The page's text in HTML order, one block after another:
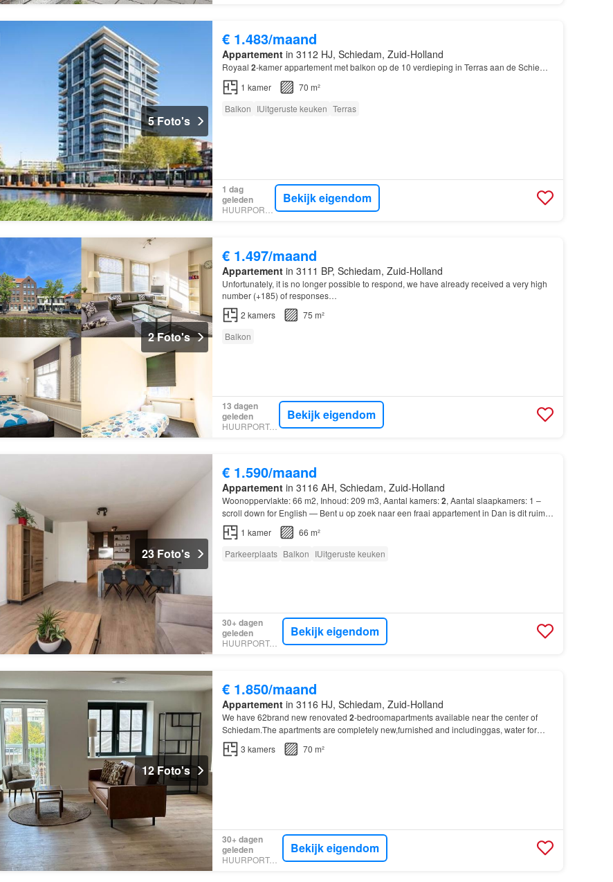
5 Foto's
€ 1.483/maand
Appartementin 3112 HJ, Schiedam, Zuid-Holland
Royaal 2-kamer appartement met balkon op de 10 verdieping in Terras aan de Schie…
1 kamer
70 m²
Balkon IUitgeruste keuken Terras
1 dag
geleden
Bekijk eigendom
2 Foto's
€ 1.497/maand
Appartementin 3111 BP, Schiedam, Zuid-Holland
Unfortunately, it is no longer possible to respond, we have already received a very high
number (+185) of responses…
2 kamers
75 m²
Balkon
13 dagen
geleden
HUURPORTAAL
Bekijk eigendom
23 Foto's
€ 1.590/maand
Appartementin 3116 AH, Schiedam, Zuid-Holland
Woonoppervlakte: 66 m2, Inhoud: 209 m3, Aantal kamers:2, Aantal slaapkamers: 1 –
scroll down for English — Bent u op zoek naar een fraai appartement in Dan is dit ruime
2kamer appartement aan de Over de Vesten 103 in Schieda…
1 kamer
66 m²
Parkeerplaats Balkon IUitgeruste keuken
30+ dagen
geleden
HUURPORTAAL
Bekijk eigendom
12 Foto's
€ 1.850/maand
Appartementin 3116 HJ, Schiedam, Zuid-Holland
We have 62brand new renovated 2-bedroomapartments available near the center of
Schiedam.The apartments are completely new,furnished and includinggas, water for
down to the last detail…
3 kamers 70 m²
30+ dagen
geleden
HUURPORTAAL
Bekijk eigendom